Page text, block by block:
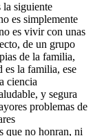
la siguiente
es simplemente
es vivir con unas
de un grupo
de la familia,
es la familia, ese
ciencia
y segura
problemas de
que no honran, ni